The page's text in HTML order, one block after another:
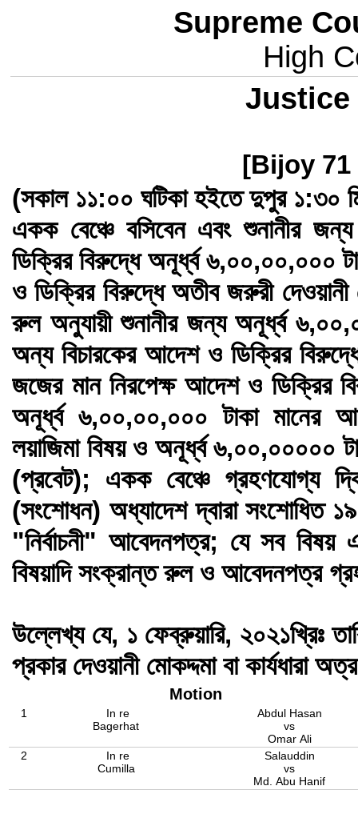
Supreme
High
Justice
[Bijoy
(সকাল ১১:০০ ঘটিকা হইতে দুপুর ১:৩০
একক বেঞ্চে বসিবেন এবং শুনানীর
ডিক্রির বিরুদ্ধে অনূর্ধ্ব ৬,০০,০০,০০০
ও ডিক্রির বিরুদ্ধে অতীব জরুরী
রুল অনুযায়ী শুনানীর জন্য অনূর্ধ্ব
অন্য বিচারকের আদেশ ও ডিক্রির
জজের মান নিরপেক্ষ আদেশ ও ডিক্রির
অনূর্ধ্ব ৬,০০,০০,০০০ টাকা মানের
লয়াজিমা বিষয় ও অনূর্ধ্ব ৬,০০,০০০০০
(প্রবেট); একক বেঞ্চে গ্রহণযোগ্য
(সংশোধন) অধ্যাদেশ দ্বারা সংশোধিত
"নির্বাচনী" আবেদনপত্র; যে সব বিষয়
বিষয়াদি সংক্রান্ত রুল ও আবেদনপত্র
উল্লেখ্য যে, ১ ফেব্রুয়ারি, ২০২১খ্রিঃ
প্রকার দেওয়ানী মোকদ্দমা বা কার্যধারা
Motion
1
In re
Bagerhat
Abdul Hasan
vs
Omar Ali
2
In re
Cumilla
Salauddin
vs
Md. Abu Hanif